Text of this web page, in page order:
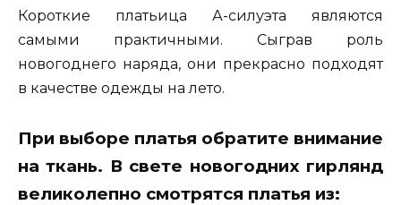
Короткие платьица А-силуэта являются
самыми практичными. Сыграв роль
новогоднего наряда, они прекрасно подходят
в качестве одежды на лето.
При выборе платья обратите внимание
на ткань. В свете новогодних гирлянд
великолепно смотрятся платья из: